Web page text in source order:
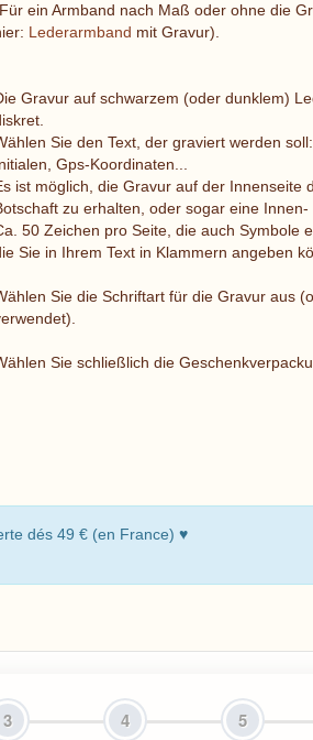
ein Armband nach Maß oder ohne die
Lederarmband mit Gravur).
Gravur auf schwarzem (oder dunklem)
Sie den Text, der graviert werden
Gps-Koordinaten...
ist möglich, die Gravur auf der Innenseite
zu erhalten, oder sogar eine Innen-
50 Zeichen pro Seite, die auch Symbole
Sie in Ihrem Text in Klammern angeben
Sie die Schriftart für die Gravur aus
Sie schließlich die
dés 49 € (en France) ♥
3 4 5